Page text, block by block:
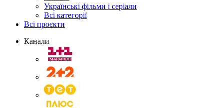
Українські фільми і серіали
Всі категорії
Всі проєкти
Канали